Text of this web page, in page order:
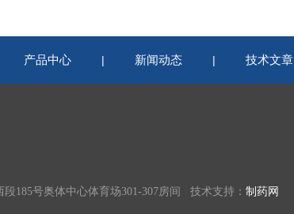
产品中心 | 新闻动态 | 技术文章
185号奥体中心体育场301-307房间 技术支持： 制药网